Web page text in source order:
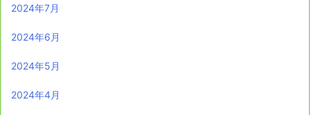
2024年7月
2024年6月
2024年5月
2024年4月